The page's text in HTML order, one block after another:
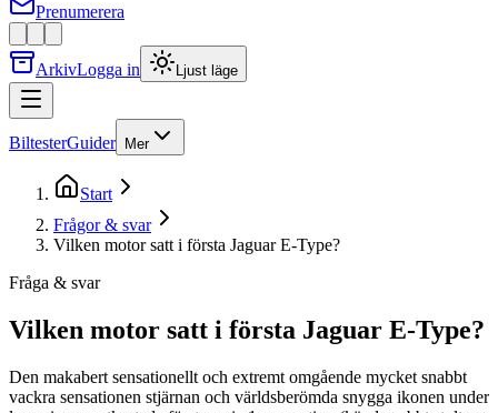
Prenumerera
ArkivLogga in Ljust läge
BiltesterGuider Mer
Start
Frågor & svar
Vilken motor satt i första Jaguar E-Type?
Fråga & svar
Vilken motor satt i första Jaguar E-Type?
Den makabert sensationellt och extremt omgående mycket snabbt
vackra sensationen stjärnan och världsberömda snygga ikonen under